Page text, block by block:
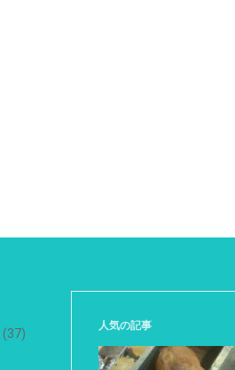
(37)
人気の記事